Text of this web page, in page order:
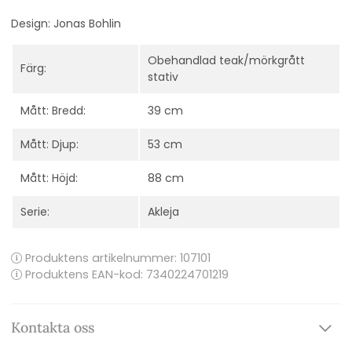
Design: Jonas Bohlin
Färg:
Obehandlad teak/mörkgrått
stativ
Mått: Bredd: 39 cm
Mått: Djup: 53 cm
Mått: Höjd: 88 cm
Serie: Akleja
Produktens artikelnummer: 107101
Produktens EAN-kod: 7340224701219
Kontakta oss